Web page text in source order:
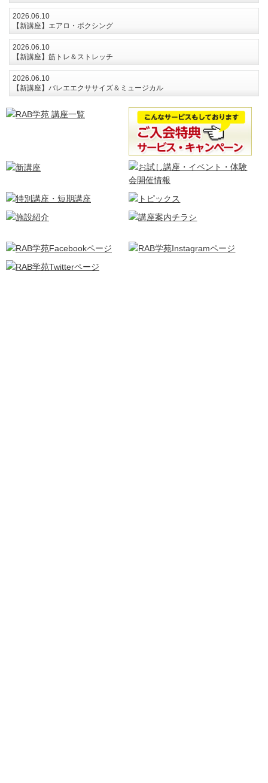
2026.06.10
【新講座】エアロ・ボクシング
2026.06.10
【新講座】筋トレ＆ストレッチ
2026.06.10
【新講座】バレエエクササイズ＆ミュージカル